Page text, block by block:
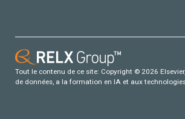
Tout le contenu de ce site: Copyright © 2026
de données, a la formation en IA et aux